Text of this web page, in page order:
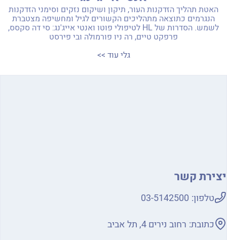
האטת תהליך הזדקנות העור, תיקון ושיקום נזקים וסימני הזדקנות
הנגרמים כתוצאה מתהליכים הקשורים לגיל ומחשיפה מצטברת
לשמש. הסדרות של HL לטיפולי פוטו ואנטי אייג'נג: סי דה סקסס,
פרפקט טיים, רה ניו פורמולה ובי פירסט
גלי עוד >>
יצירת קשר
טלפון: 03-5142500
כתובת: רחוב נירים 4, תל אביב